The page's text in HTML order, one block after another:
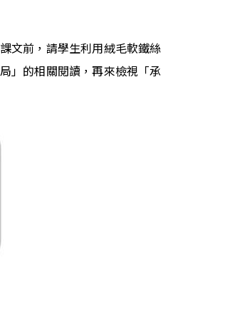
文前，請學生利用絨毛軟鐵絲
」的相關閱讀，再來檢視「承